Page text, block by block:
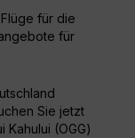
für die
für
Sie jetzt
Kahului (OGG)